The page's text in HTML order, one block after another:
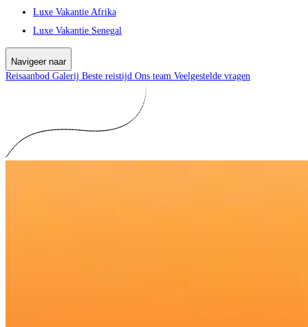
Luxe Vakantie Afrika
Luxe Vakantie Senegal
Navigeer naar
Reisaanbod Galerij Beste reistijd Ons team Veelgestelde vragen